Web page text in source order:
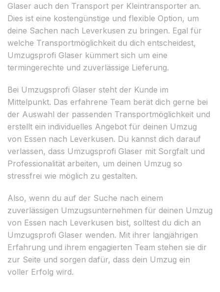
Glaser auch den Transport per Kleintransporter an.
Dies ist eine kostengünstige und flexible Option, um
deine Sachen nach Leverkusen zu bringen. Egal für
welche Transportmöglichkeit du dich entscheidest,
Umzugsprofi Glaser kümmert sich um eine
termingerechte und zuverlässige Lieferung.
Bei Umzugsprofi Glaser steht der Kunde im
Mittelpunkt. Das erfahrene Team berät dich gerne bei
der Auswahl der passenden Transportmöglichkeit und
erstellt ein individuelles Angebot für deinen Umzug
von Essen nach Leverkusen. Du kannst dich darauf
verlassen, dass Umzugsprofi Glaser mit Sorgfalt und
Professionalität arbeiten, um deinen Umzug so
stressfrei wie möglich zu gestalten.
Also, wenn du auf der Suche nach einem
zuverlässigen Umzugsunternehmen für deinen Umzug
von Essen nach Leverkusen bist, solltest du dich an
Umzugsprofi Glaser wenden. Mit ihrer langjährigen
Erfahrung und ihrem engagierten Team stehen sie dir
zur Seite und sorgen dafür, dass dein Umzug ein
voller Erfolg wird.